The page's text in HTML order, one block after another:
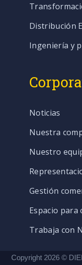
Distribución
Ingeniería y
Noticias
Nuestra
Nuestro
Gestión
Espacio para
Trabaja con
Copyright 2026 ©